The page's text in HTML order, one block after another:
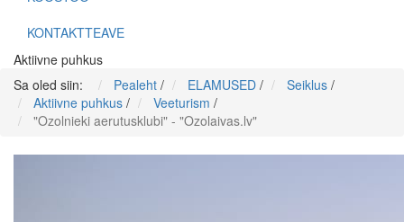
KONTAKTTEAVE
Aktiivne puhkus
Sa oled siin:
Pealeht / ELAMUSED / Seiklus /
Aktiivne puhkus / Veeturism /
"Ozolnieki aerutusklubi" - "Ozolaivas.lv"